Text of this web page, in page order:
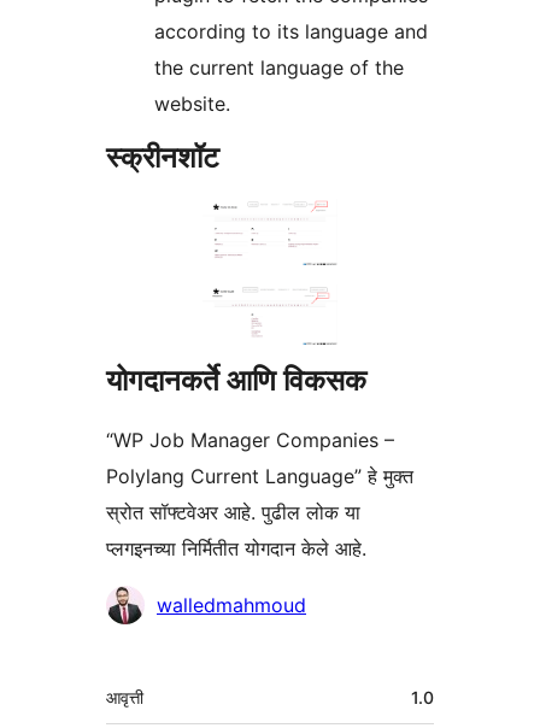
according to its language and
the current language of the
website.
स्क्रीनशॉट
योगदानकर्ते आणि विकसक
“WP Job Manager Companies –
Polylang Current Language” हे मुक्त
स्रोत सॉफ्टवेअर आहे. पुढील लोक या
प्लगइनच्या निर्मितीत योगदान केले आहे.
योगदानकर्तेwalledmahmoud
मेटा
आवृत्ती 1.0